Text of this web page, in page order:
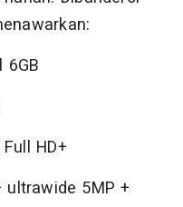
6GB
HD+
5MP +